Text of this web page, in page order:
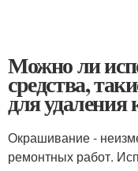
Можно ли
средства,
для удаления
Окрашивание -
ремонтных работ.